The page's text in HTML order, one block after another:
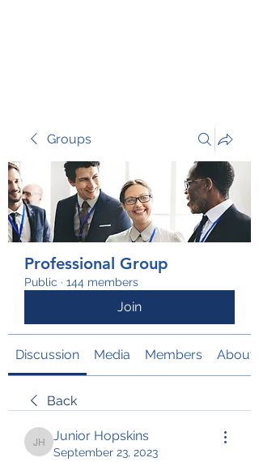
Groups
Professional Group
Public · 144 members
Join
Discussion Media Members About
Back
Junior Hopskins
Junior Hopskins
September 23, 2023